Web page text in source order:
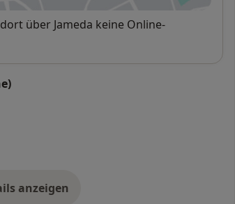
über Jameda keine Online-
anzeigen
über die Adresse